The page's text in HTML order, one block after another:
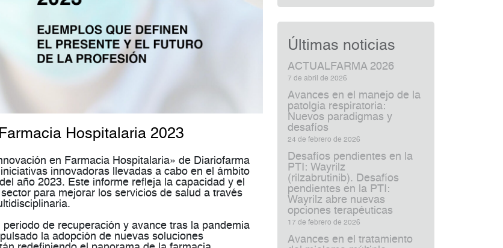
Hospitalaria 2023
en Farmacia Hospitalaria» de Diariofarma
innovadoras llevadas a cabo en el ámbito
año 2023. Este informe refleja la capacidad y el
para mejorar los servicios de salud a través
de recuperación y avance tras la pandemia
la adopción de nuevas soluciones
Últimas noticias
ACTUALFARMA 2026
7 de abril de 2026
Avances en el manejo de la
patolgia respiratoria:
Nuevos paradigmas y
desafíos
24 de febrero de 2026
Desafíos pendientes en la
PTI: Wayrilz
(rilzabrutinib). Desafíos
pendientes en la PTI:
Wayrilz abre nuevas
opciones terapéuticas
17 de febrero de 2026
Avances en el tratamiento